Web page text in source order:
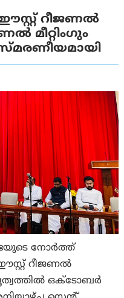
റീജണൽ
മീറ്റിംഗും
നോർത്ത്
റീജണൽ
ഒക്ടോബർ